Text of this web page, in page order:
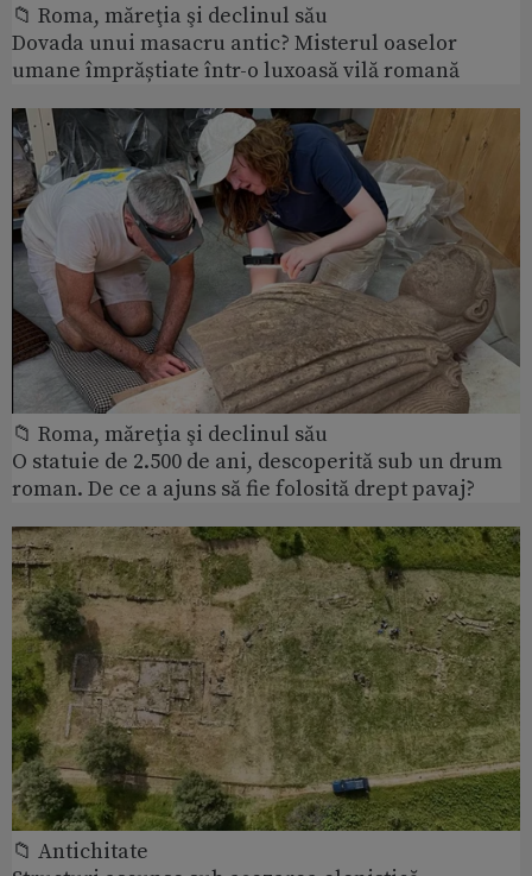
📁 Roma, măreţia şi declinul său
Dovada unui masacru antic? Misterul oaselor
umane împrăștiate într-o luxoasă vilă romană
📁 Roma, măreţia şi declinul său
O statuie de 2.500 de ani, descoperită sub un drum
roman. De ce a ajuns să fie folosită drept pavaj?
📁 Antichitate